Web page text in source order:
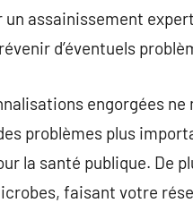
un assainissement
d’éventuels
engorgées
problèmes plus
la santé publique. De
faisant votre